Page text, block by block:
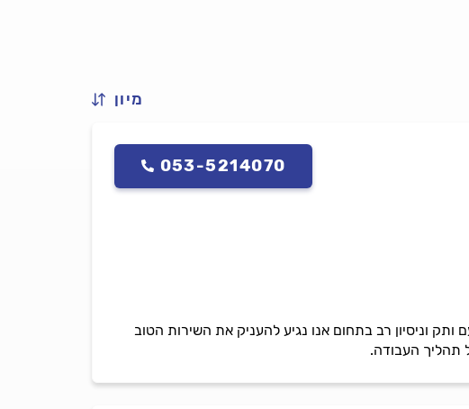
מיון
053-5214070
וניסיון רב בתחום אנו נגיע להעניק את השירות הטוב
תהליך העבודה.